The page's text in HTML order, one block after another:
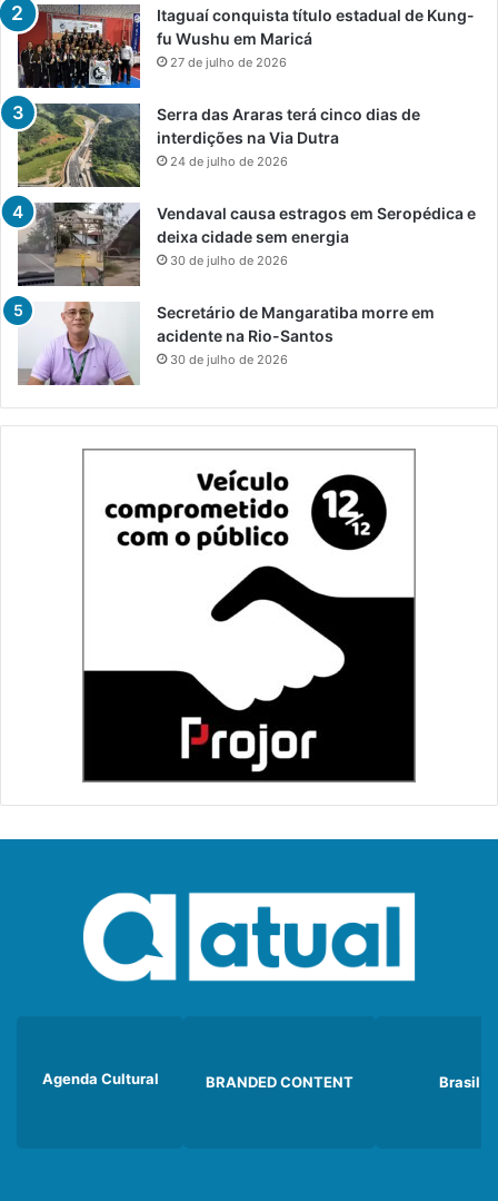
Itaguaí conquista título estadual de Kung-
fu Wushu em Maricá
27 de julho de 2026
Serra das Araras terá cinco dias de
interdições na Via Dutra
24 de julho de 2026
Vendaval causa estragos em Seropédica e
deixa cidade sem energia
30 de julho de 2026
Secretário de Mangaratiba morre em
acidente na Rio-Santos
30 de julho de 2026
Agenda Cultural BRANDED CONTENT Brasil